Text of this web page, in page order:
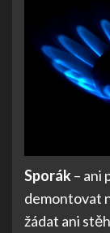
Sporák– ani
demontovat
žádat ani